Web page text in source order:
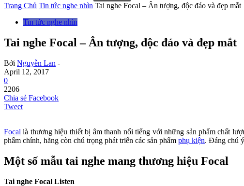
Trang Chủ Tin tức nghe nhìn Tai nghe Focal – Ân tượng, độc đáo và đẹp mắt
Tin tức nghe nhìn
Tai nghe Focal – Ân tượng, độc đáo và đẹp mắt
Bởi Nguyễn Lan -
April 12, 2017
0
2206
Chia sẻ Facebook
Tweet
Focal là thương hiệu thiết bị âm thanh nổi tiếng với những sản phẩm chất
phẩm chính, hãng còn chú trọng phát triển các sản phẩm phụ kiện. Đáng chú
Một số mẫu tai nghe mang thương hiệu Focal
Tai nghe Focal Listen